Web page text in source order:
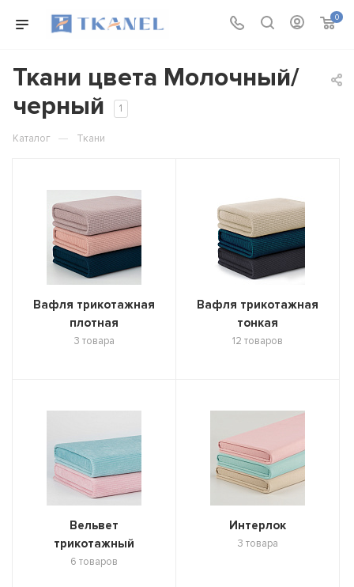
0
Ткани цвета Молочный/
черный
1
Каталог — Ткани
Вафля трикотажная
плотная
3 товара
Вафля трикотажная
тонкая
12 товаров
Вельвет
трикотажный
6 товаров
Интерлок
3 товара